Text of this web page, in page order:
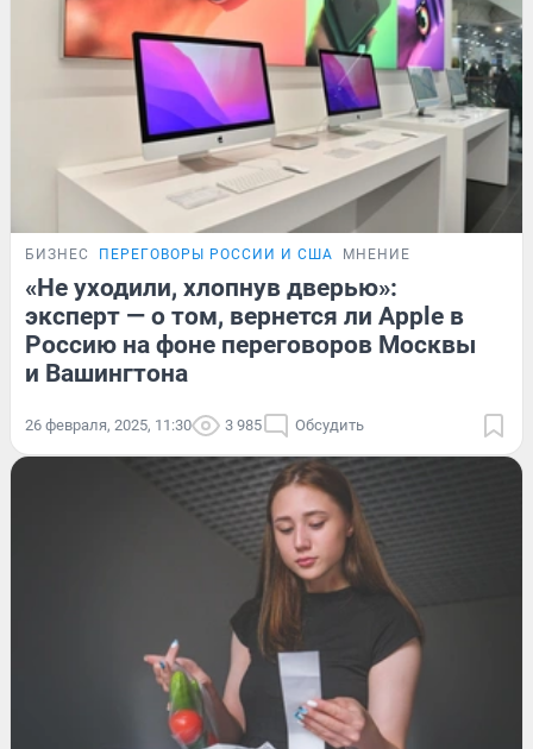
БИЗНЕС ПЕРЕГОВОРЫ РОССИИ И США МНЕНИЕ
«Не уходили, хлопнув дверью»:
эксперт — о том, вернется ли Apple в
Россию на фоне переговоров Москвы
и Вашингтона
26 февраля, 2025, 11:30 3 985 Обсудить